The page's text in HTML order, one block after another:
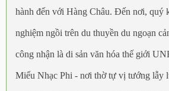
hành đến với Hàng Châu. Đến nơi, quý
nghiệm ngồi trên du thuyền du ngoạn
công nhận là di sản văn hóa thế giới
Miếu Nhạc Phi - nơi thờ tự vị tướng lẫy